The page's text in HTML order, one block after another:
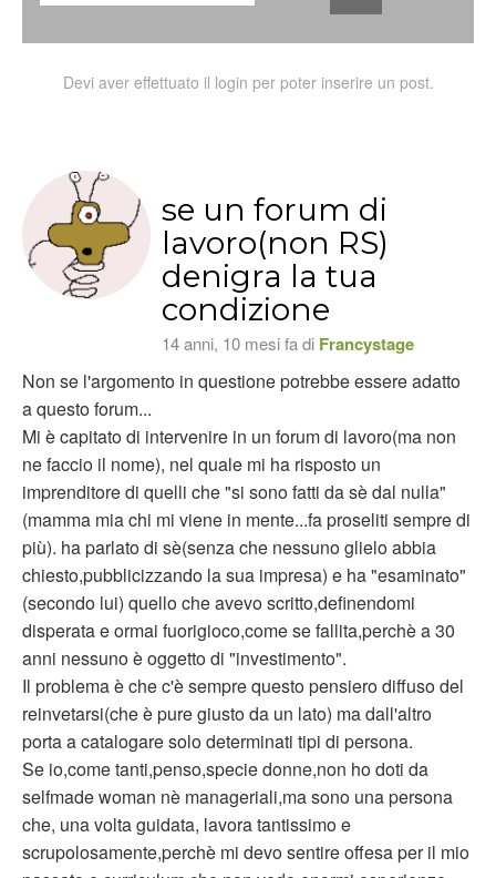
Devi aver effettuato il login per poter inserire un post.
se un forum di
lavoro(non RS)
denigra la tua
condizione
14 anni, 10 mesi fa di Francystage
Non se l'argomento in questione potrebbe essere adatto
a questo forum...
Mi è capitato di intervenire in un forum di lavoro(ma non
ne faccio il nome), nel quale mi ha risposto un
imprenditore di quelli che "si sono fatti da sè dal nulla"
(mamma mia chi mi viene in mente...fa proseliti sempre di
più). ha parlato di sè(senza che nessuno glielo abbia
chiesto,pubblicizzando la sua impresa) e ha "esaminato"
(secondo lui) quello che avevo scritto,definendomi
disperata e ormai fuorigioco,come se fallita,perchè a 30
anni nessuno è oggetto di "investimento".
Il problema è che c'è sempre questo pensiero diffuso del
reinvetarsi(che è pure giusto da un lato) ma dall'altro
porta a catalogare solo determinati tipi di persona.
Se io,come tanti,penso,specie donne,non ho doti da
selfmade woman nè manageriali,ma sono una persona
che, una volta guidata, lavora tantissimo e
scrupolosamente,perchè mi devo sentire offesa per il mio